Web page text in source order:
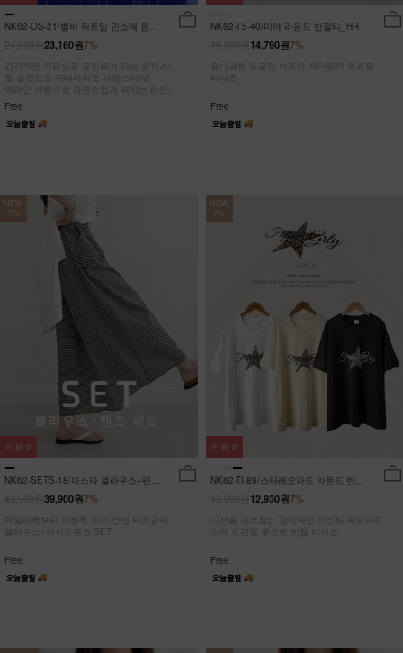
NK62-OS-21/벨비 뒤트임 민소매 원피
7%
23,160원
감각적인 패턴으로 포인트가 되는 원피스!
뒷 슬릿으로 뒤태마저도 사랑스러워!
넥라인 셔링으로 자연스럽게 퍼지는 라인!
Free
NK62-TS-40/미야 라운드 반팔티_HR
7%
14,790원
유니크한 드로잉 아트와 레터링의 루즈핏
티셔츠
Free
NEW
7%
NK62-SETS-18/아스타 블라우스+팬츠
7%
39,900원
데일리룩부터 여행룩 까지,린넨 터치감의
블라우스+와이드팬츠 SET
Free
리뷰 0
NEW
7%
NK62-TI-89/스타레오파드 라운드 반팔
7%
12,930원
시선을 사로잡는 감각적인 프린팅 레오파드
스타 프린팅 루즈핏 반팔 티셔츠
Free
리뷰 0